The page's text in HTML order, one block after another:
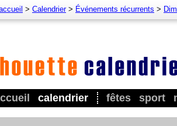
calendrier fêtes sport
> Calendrier> Événements récurrents >